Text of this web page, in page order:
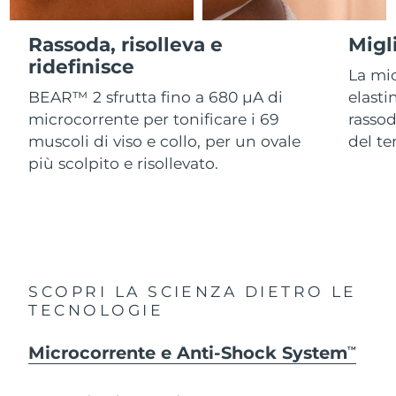
Rassoda, risolleva e
ridefinisce
BEAR™ 2 sfrutta fino a 680 µA di
microcorrente per tonificare i 69
muscoli di viso e collo, per un ovale
più scolpito e risollevato.
La
del
SCOPRI LA SCIENZA DIETRO LE
TECNOLOGIE
Microcorrente e Anti-Shock SystemTM
APP FOREO
CHI SIAMO
Israele Consegna stimata15/08/26
Italia
Giappone Consegna stimata 14/08/26
Jersey Consegna stimata 16/08/26
Libano
Lituania Consegna stimata11/08/26